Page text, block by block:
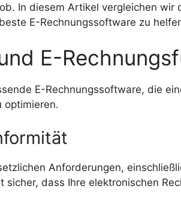
In diesem Artikel vergleichen
E-Rechnungssoftware zu
E-
E-Rechnungssoftware, die
optimieren.
Anforderungen,
sicher, dass Ihre elektronischen